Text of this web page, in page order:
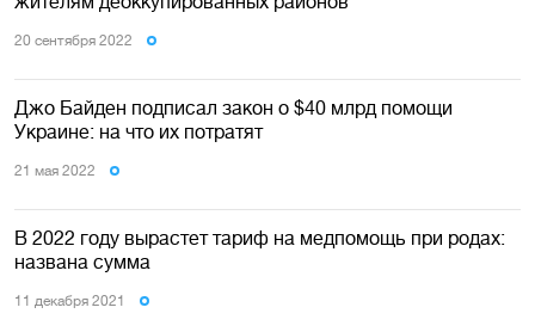
20 сентября 2022
Джо Байден подписал закон о $40 млрд помощи
Украине: на что их потратят
21 мая 2022
В 2022 году вырастет тариф на медпомощь при родах:
названа сумма
11 декабря 2021